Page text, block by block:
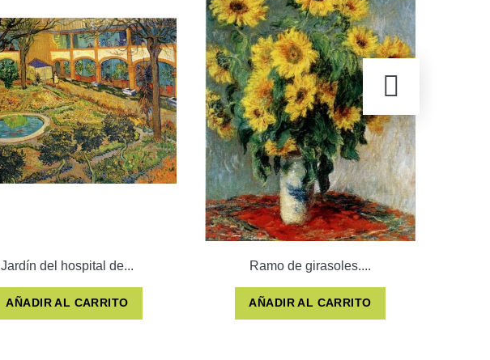
Jardín del hospital de...
AÑADIR AL CARRITO
Ramo de girasoles....
AÑADIR AL CARRITO